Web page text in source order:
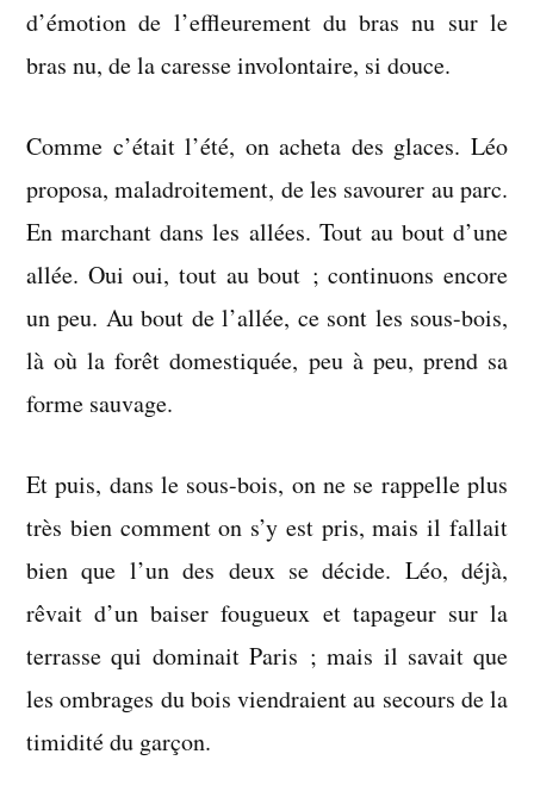
d’émotion de l’effleurement du bras nu sur le
bras nu, de la caresse involontaire, si douce.
Comme c’était l’été, on acheta des glaces. Léo
proposa, maladroitement, de les savourer au parc.
En marchant dans les allées. Tout au bout d’une
allée. Oui oui, tout au bout ; continuons encore
un peu. Au bout de l’allée, ce sont les sous-bois,
là où la forêt domestiquée, peu à peu, prend sa
forme sauvage.
Et puis, dans le sous-bois, on ne se rappelle plus
très bien comment on s’y est pris, mais il fallait
bien que l’un des deux se décide. Léo, déjà,
rêvait d’un baiser fougueux et tapageur sur la
terrasse qui dominait Paris ; mais il savait que
les ombrages du bois viendraient au secours de la
timidité du garçon.